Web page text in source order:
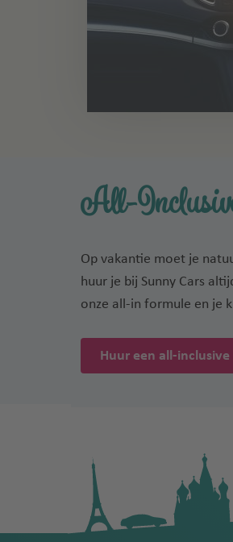
All-
Op vakantie moet je
huur je bij Sunny Cars
onze all-in formule en je
Huur een all-